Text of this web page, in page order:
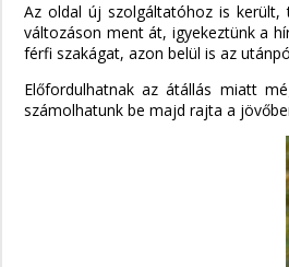
Az oldal új szolgáltatóhoz is került,
változáson ment át, igyekeztünk a
férfi szakágat, azon belül is az
Előfordulhatnak az átállás miatt
számolhatunk be majd rajta a